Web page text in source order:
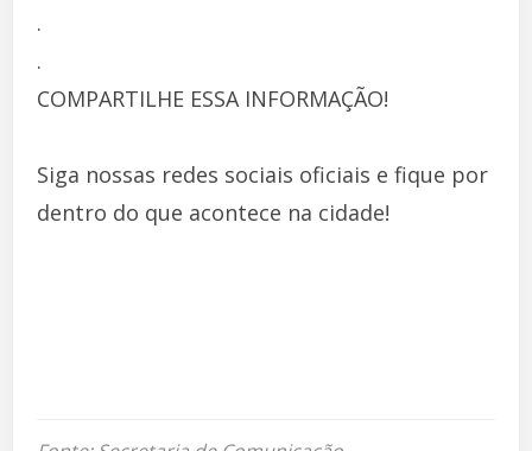
.
.
COMPARTILHE ESSA INFORMAÇÃO!
Siga nossas redes sociais oficiais e fique por
dentro do que acontece na cidade!